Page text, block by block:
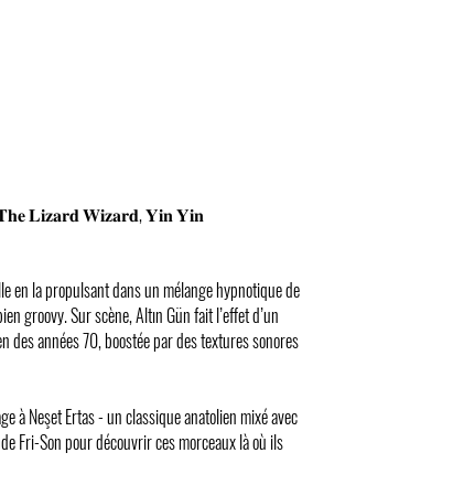
𝐋𝐢𝐳𝐚𝐫𝐝 𝐖𝐢𝐳𝐚𝐫𝐝, 𝐘𝐢𝐧 𝐘𝐢𝐧
en la propulsant dans un mélange hypnotique de
groovy. Sur scène, Altın Gün fait l’effet d’un
années 70, boostée par des textures sonores
à Neşet Ertas - un classique anatolien mixé avec
Fri-Son pour découvrir ces morceaux là où ils